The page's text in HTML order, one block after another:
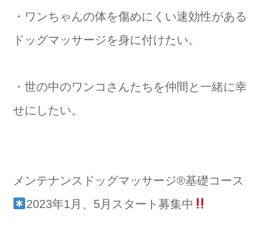
・ワンちゃんの体を傷めにくい速効性がある
ドッグマッサージを身に付けたい。
・世の中のワンコさんたちを仲間と一緒に幸
せにしたい。
⁡メンテナンスドッグマッサージ®️基礎コース
2023年1月、5月スタート募集中